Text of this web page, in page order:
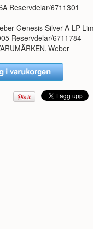
Reservdelar/6711301
Genesis Silver A LP
Reservdelar/6711784
,Weber